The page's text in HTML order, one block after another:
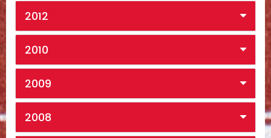
2012
2010
2009
2008